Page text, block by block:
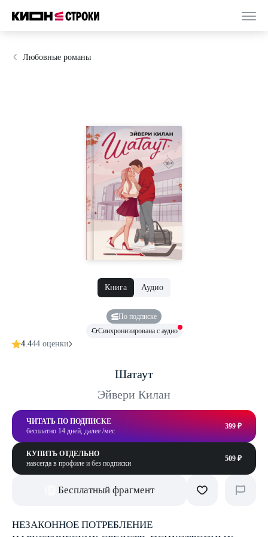
Любовные романы
Книга Аудио
По подписке
Синхронизирована с аудио
4.444 оценки
Шатаут
Эйвери Килан
ЧИТАТЬ ПО ПОДПИСКЕ
бесплатно 14 дней, далее /мес
399 ₽
КУПИТЬ ОТДЕЛЬНО
навсегда в профиле и без подписки
509 ₽
Бесплатный фрагмент
НЕЗАКОННОЕ ПОТРЕБЛЕНИЕ